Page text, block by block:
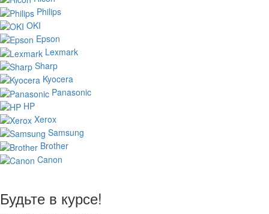
Philips
OKI
Epson
Lexmark
Sharp
Kyocera
Panasonic
HP
Xerox
Samsung
Brother
Canon
Будьте в курсе!